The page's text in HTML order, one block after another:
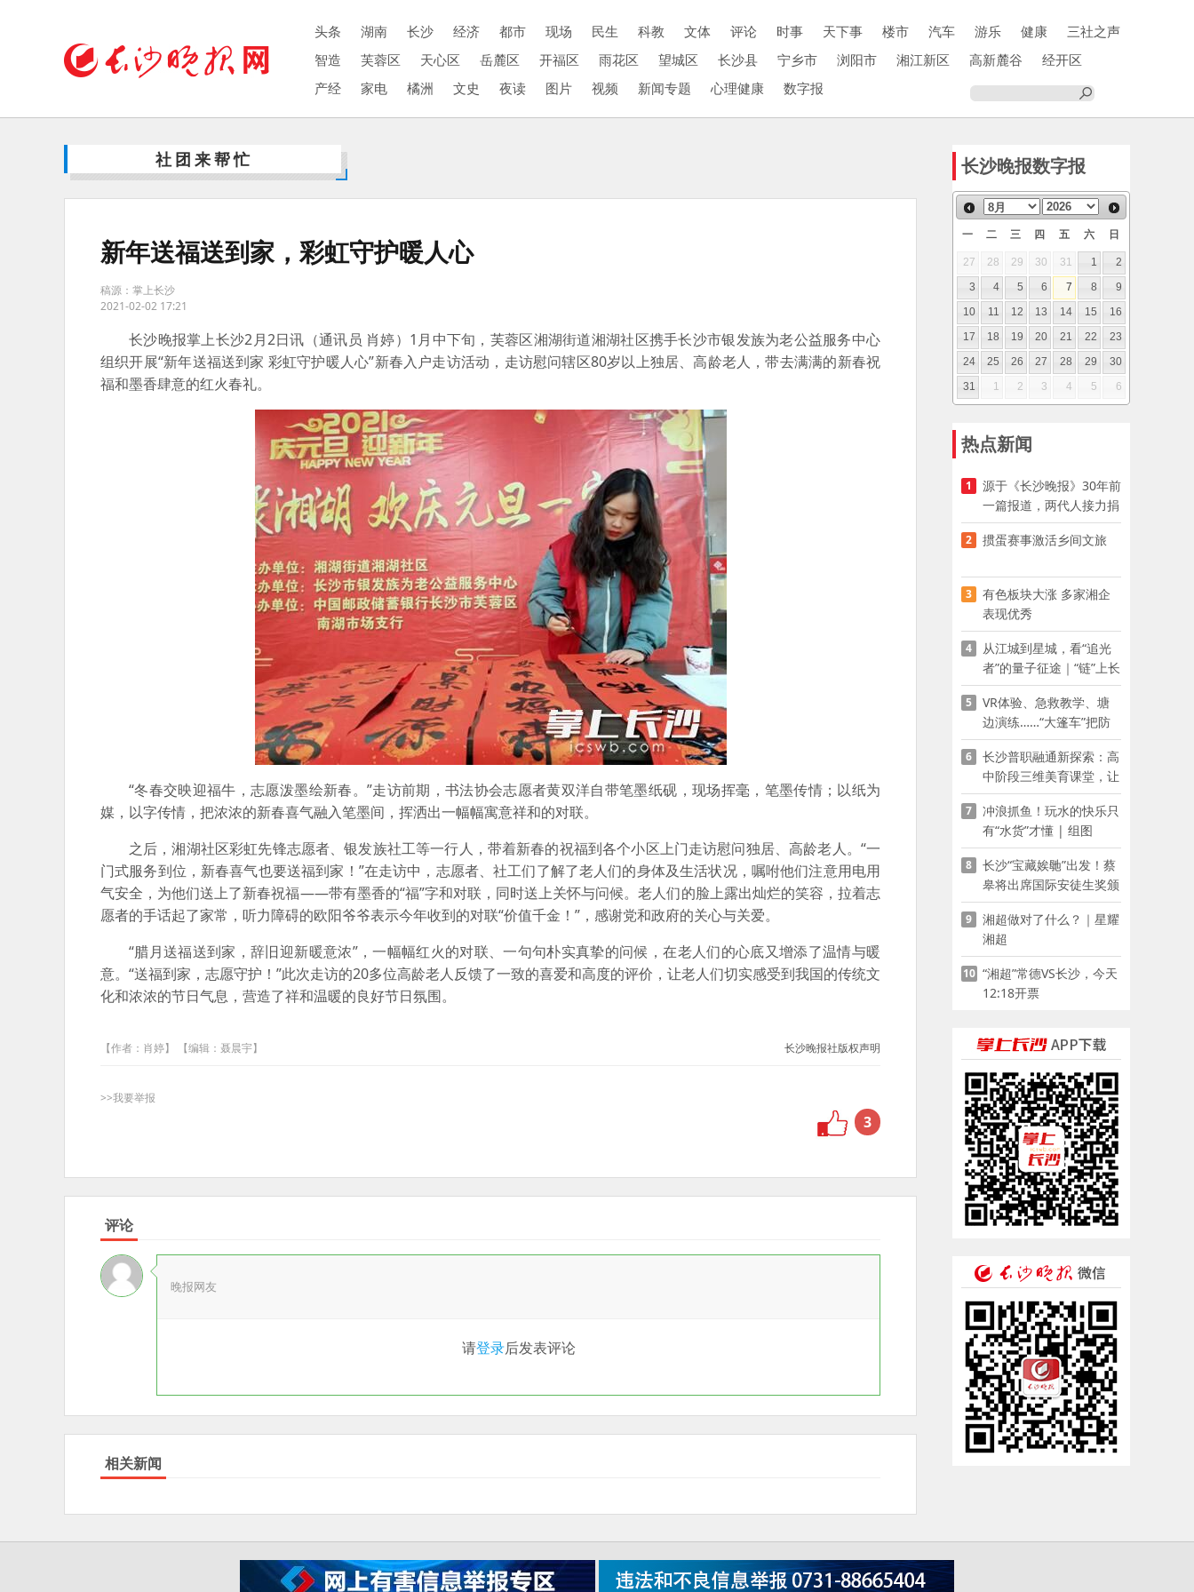
头条 湖南 长沙 经济 都市 现场 民生 科教 文体 评论 时事 天下事 楼市 汽车 游乐 健康
三社之声
智造
芙蓉区 天心区 岳麓区 开福区 雨花区 望城区 长沙县 宁乡市 浏阳市 湘江新区 高新麓谷
经开区
产经
家电 橘洲 文史 夜读 图片 视频 新闻专题 心理健康 数字报
社团来帮忙
新年送福送到家，彩虹守护暖人心
稿源：掌上长沙
2021-02-02 17:21
长沙晚报掌上长沙2月2日讯（通讯员 肖婷） 1月 中下旬 ， 芙蓉区湘湖街道湘湖社区携手长沙市银发族为老公益服务中心
组织开展“新年送福送到家 彩虹守护暖人心”新春入户走访活动，走访慰问辖区80岁以上独居、高龄老人，带去满满的新春祝
福和墨香肆意的红火春礼。
“冬春交映迎福牛，志愿泼墨绘新春。”走访前期，书法协会志愿者黄双洋自带笔墨纸砚，现场挥毫，笔墨传情；以纸为
媒，以字传情，把浓浓的新春喜气融入笔墨间，挥洒出一幅幅寓意祥和的对联。
之后，湘湖社区彩虹先锋志愿者、银发族社工等一行人，带着新春的祝福到各个小区上门走访慰问独居、高龄老人。“一
门式服务到位，新春喜气也要送福到家！”在走访中，志愿者、社工们了解了老人们的身体及生活状况，嘱咐他们注意用电用
气安全，为他们送上了新春祝福——带有墨香的“福”字和对联，同时送上关怀与问候。老人们的脸上露出灿烂的笑容，拉着志
愿者的手话起了家常，听力障碍的欧阳爷爷表示今年收到的对联“价值千金！”，感谢党和政府的关心与关爱。
“腊月送福送到家，辞旧迎新暖意浓”，一幅幅红火的对联、一句句朴实真挚的问候，在老人们的心底又增添了温情与暖
意。“送福到家，志愿守护！”此次走访的20多位高龄老人反馈了一致的喜爱和高度的评价，让老人们切实感受到我国的传统文
化和浓浓的节日气息，营造了祥和温暖的良好节日氛围。
【作者：肖婷】 【编辑：聂晨宇】 长沙晚报社版权声明
>>我要举报
3
评论
晚报网友
请登录后发表评论
相关新闻
长沙晚报数字报
一 二 三 四 五 六 日
27 28 29 30 31 1
2
3
4 5 6 7 8
9
10
11 12 13 14 15
16
17
18 19 20 21 22
23
24
25 26 27 28 29
30
31
1 2 3 4 5 6
热点新闻
1
源于《长沙晚报》30年前
一篇报道，两代人接力捐
资助学
2 掼蛋赛事激活乡间文旅
3
有色板块大涨 多家湘企
表现优秀
4
从江城到星城，看“追光
者”的量子征途｜“链”上长
沙 “才”够硬核
5
VR体验、急救教学、塘
边演练……“大篷车”把防
溺水课堂搬到乡村青少年
家门口
6
长沙普职融通新探索：高
中阶段三维美育课堂，让
少年向美而生
7
冲浪抓鱼！玩水的快乐只
有“水货”才懂 | 组图
8
长沙“宝藏娭毑”出发！蔡
皋将出席国际安徒生奖颁
奖典礼并领奖
9
湘超做对了什么？｜星耀
湘超
10 “湘超”常德VS长沙，今天
12:18开票